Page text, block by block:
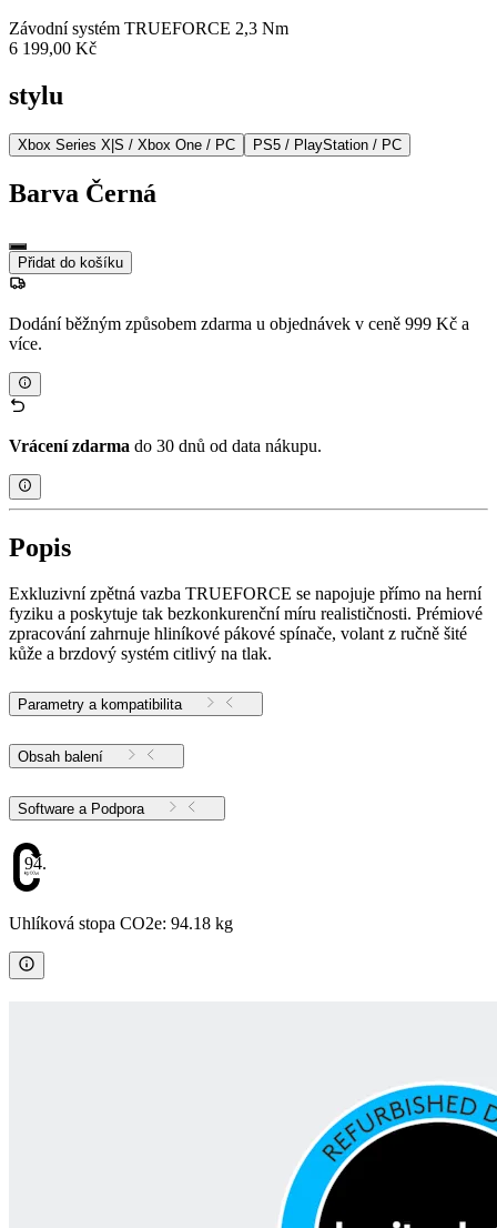
Závodní systém TRUEFORCE 2,3 Nm
6 199,00 Kč
stylu
Xbox Series X|S / Xbox One / PC PS5 / PlayStation / PC
Barva Černá
Přidat do košíku
Dodání běžným způsobem zdarma u objednávek v ceně 999 Kč a
více.
Vrácení zdarma do 30 dnů od data nákupu.
Popis
Exkluzivní zpětná vazba TRUEFORCE se napojuje přímo na herní
fyziku a poskytuje tak bezkonkurenční míru realističnosti. Prémiové
zpracování zahrnuje hliníkové pákové spínače, volant z ručně šité
kůže a brzdový systém citlivý na tlak.
Parametry a kompatibilita
Obsah balení
Software a Podpora
94.18
Uhlíková stopa CO2e: 94.18 kg